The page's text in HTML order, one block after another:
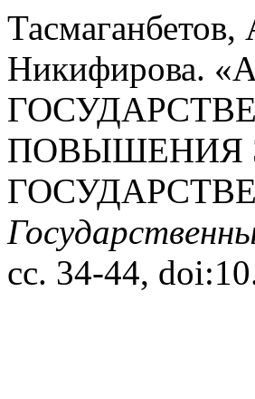
Никифирова.
ПОВЫШЕНИЯ
сс. 34-44,